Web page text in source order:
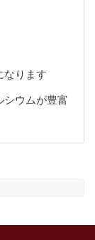
なります
ウムが豊富